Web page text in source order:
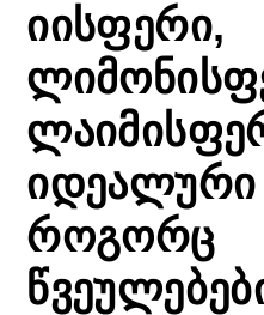
იისფერი,
იდეალური
როგორც